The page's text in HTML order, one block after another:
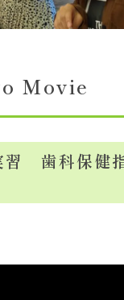
Movie
習 歯科保健